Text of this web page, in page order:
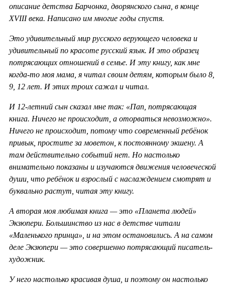
описание детства Барчонка, дворянского сына, в конце
XVIII века. Написано им многие годы спустя.
Это удивительный мир русского верующего человека и
удивительный по красоте русский язык. И это образец
потрясающих отношений в семье. И эту книгу, как мне
когда-то моя мама, я читал своим детям, которым было 8,
9, 12 лет. И этих троих сажал и читал.
И 12-летний сын сказал мне так: «Пап, потрясающая
книга. Ничего не происходит, а оторваться невозможно».
Ничего не происходит, потому что современный ребёнок
привык, простите за моветон, к постоянному экшену. А
там действительно событий нет. Но настолько
внимательно показаны и изучаются движения человеческой
души, что ребёнок и взрослый с наслаждением смотрят и
буквально растут, читая эту книгу.
А вторая моя любимая книга — это «Планета людей»
Экзюпери. Большинство из нас в детстве читали
«Маленького принца», и на этом остановились. А на самом
деле Экзюпери — это совершенно потрясающий писатель-
художник.
У него настолько красивая душа, и поэтому он настолько